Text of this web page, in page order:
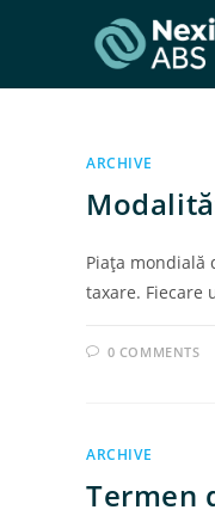
ARCHIVE
Piaţa mondială
taxare. Fiecare
0 COMMENTS
ARCHIVE
Termen